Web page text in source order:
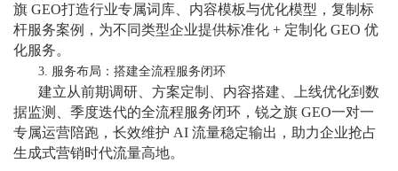
旗 GEO打造行业专属词库、内容模板与优化模型，复制标
杆服务案例，为不同类型企业提供标准化 + 定制化 GEO 优
化服务。
3. 服务布局：搭建全流程服务闭环
建立从前期调研、方案定制、内容搭建、上线优化到数
据监测、季度迭代的全流程服务闭环，锐之旗 GEO一对一
专属运营陪跑，长效维护 AI 流量稳定输出，助力企业抢占
生成式营销时代流量高地。